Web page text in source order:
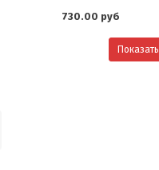
730.00 руб
Показать